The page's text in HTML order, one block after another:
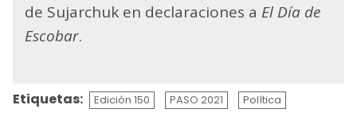
de Sujarchuk en declaraciones a El Día de
Escobar.
Etiquetas: Edición 150 PASO 2021 Política